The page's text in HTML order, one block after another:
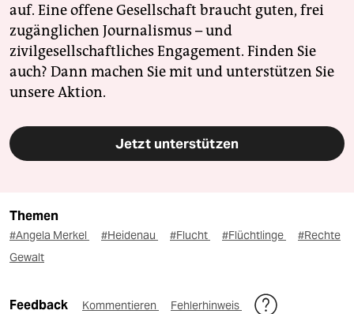
auf. Eine offene Gesellschaft braucht guten, frei
zugänglichen Journalismus – und
zivilgesellschaftliches Engagement. Finden Sie
auch? Dann machen Sie mit und unterstützen Sie
unsere Aktion.
Jetzt unterstützen
Themen
#Angela Merkel #Heidenau #Flucht #Flüchtlinge
#Rechte
Gewalt
Feedback Kommentieren Fehlerhinweis